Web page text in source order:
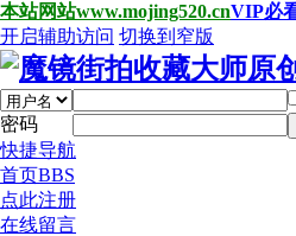
本站网站www.mojing520.cnVIP必
开启辅助访问 切换到窄版
密码
快捷导航
首页BBS
点此注册
在线留言